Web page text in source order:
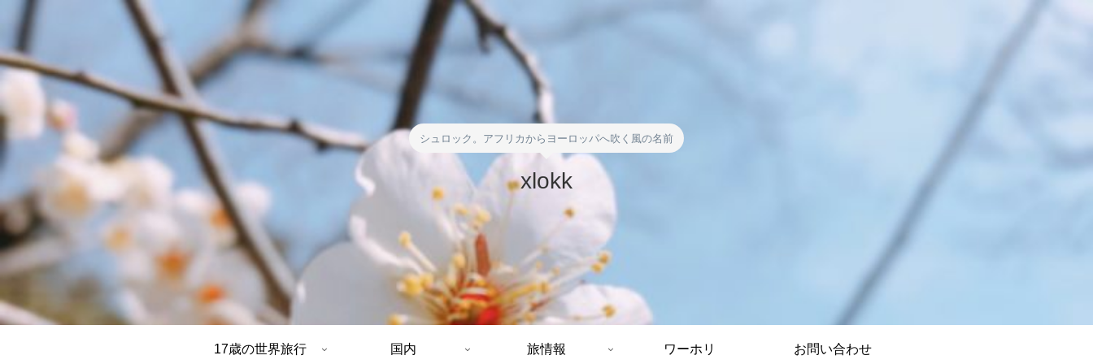
シュロック。アフリカからヨーロッパへ吹く風の名前
xlokk
17歳の世界旅行 国内 旅情報 ワーホリ お問い合わせ